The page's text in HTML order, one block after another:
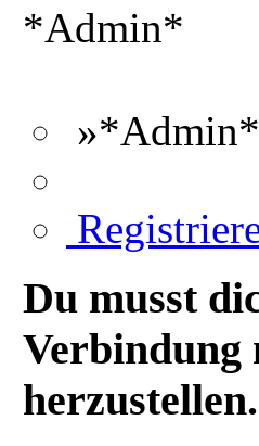
*Admin*
Du musst
Verbindung
herzustellen.